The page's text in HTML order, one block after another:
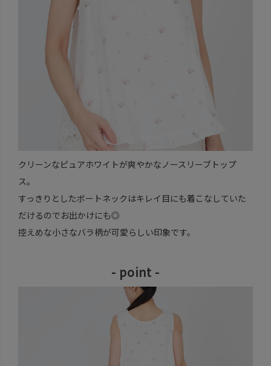
クリーンなピュアホワイトが爽やかなノースリーブトップ
ス。
すっきりとしたボートネックはキレイ目にも着こなしていた
だけるのでお出かけにも◎
控えめな小さなバラ柄が可愛らしい印象です。
- point -